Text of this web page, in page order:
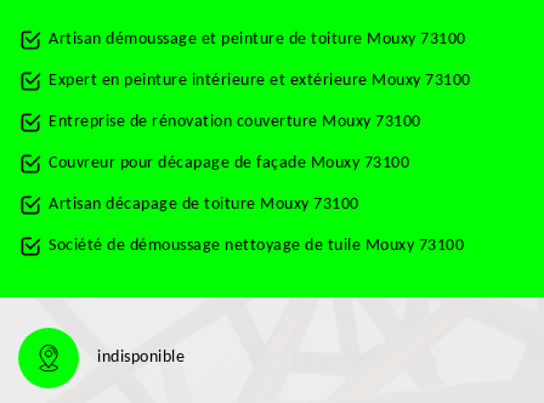
Artisan démoussage et peinture de toiture Mouxy 73100
Expert en peinture intérieure et extérieure Mouxy 73100
Entreprise de rénovation couverture Mouxy 73100
Couvreur pour décapage de façade Mouxy 73100
Artisan décapage de toiture Mouxy 73100
Société de démoussage nettoyage de tuile Mouxy 73100
indisponible